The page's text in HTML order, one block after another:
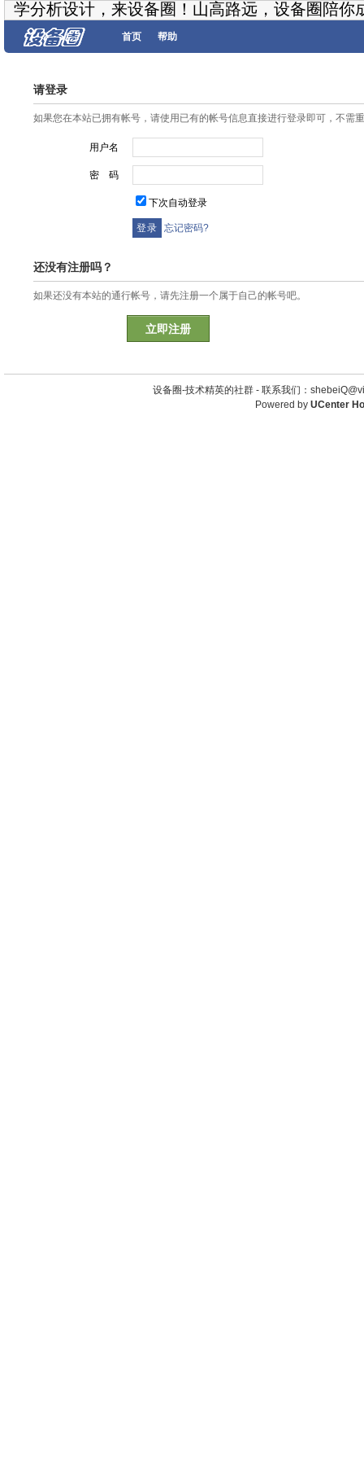
学分析设计，来设备圈！山高路远，设备圈陪你
首页 帮助
请登录
如果您在本站已拥有帐号，请使用已有的帐号信息直接进行登录即可，不需
用户名
密 码
下次自动登录
忘记密码?
还没有注册吗？
如果还没有本站的通行帐号，请先注册一个属于自己的帐号吧。
立即注册
设备圈-技术精英的社群 - 联系我们：
Powered by UCenter